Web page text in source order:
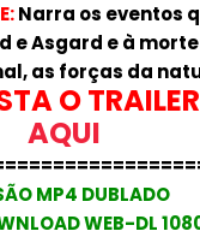
Narra os eventos
e Asgard e à
as forças da
O TRAILER
AQUI
MP4 DUBLADO
WEB-DL